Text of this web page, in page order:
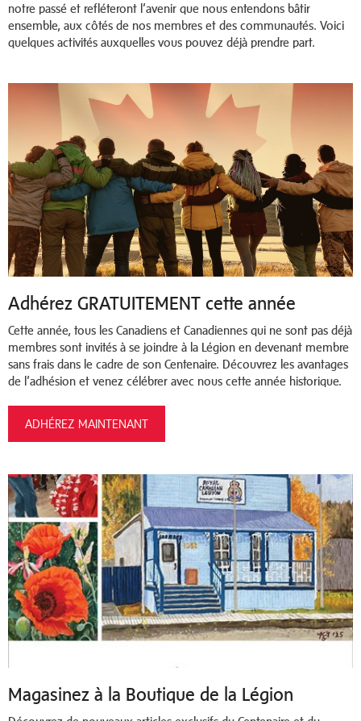
notre passé et refléteront l’avenir que nous entendons bâtir
ensemble, aux côtés de nos membres et des communautés. Voici
quelques activités auxquelles vous pouvez déjà prendre part.
Adhérez GRATUITEMENT cette année
Cette année, tous les Canadiens et Canadiennes qui ne sont pas déjà
membres sont invités à se joindre à la Légion en devenant membre
sans frais dans le cadre de son Centenaire. Découvrez les avantages
de l’adhésion et venez célébrer avec nous cette année historique.
ADHÉREZ MAINTENANT
Magasinez à la Boutique de la Légion